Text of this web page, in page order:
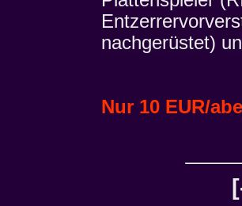
nachgerüstet)
Nur 10 EUR/